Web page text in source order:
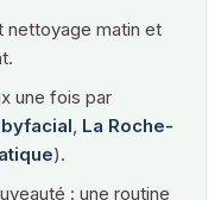
nettoyage matin et
une fois par
, La Roche-
).
: une routine